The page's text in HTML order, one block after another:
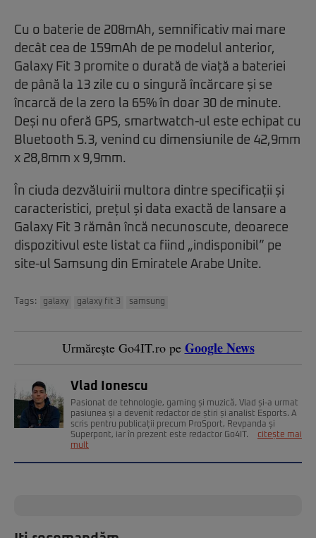
Cu o baterie de 208mAh, semnificativ mai mare
decât cea de 159mAh de pe modelul anterior,
Galaxy Fit 3 promite o durată de viață a bateriei
de până la 13 zile cu o singură încărcare și se
încarcă de la zero la 65% în doar 30 de minute.
Deși nu oferă GPS, smartwatch-ul este echipat cu
Bluetooth 5.3, venind cu dimensiunile de 42,9mm
x 28,8mm x 9,9mm.
În ciuda dezvăluirii multora dintre specificații și
caracteristici, prețul și data exactă de lansare a
Galaxy Fit 3 rămân încă necunoscute, deoarece
dispozitivul este listat ca fiind „indisponibil” pe
site-ul Samsung din Emiratele Arabe Unite.
Tags: galaxy galaxy fit 3 samsung
Urmărește Go4IT.ro pe Google News
Vlad Ionescu
Pasionat de tehnologie, gaming și muzică, Vlad și-a urmat
pasiunea și a devenit redactor de știri și analist Esports. A
scris pentru publicații precum ProSport, Revpanda și
Superpont, iar în prezent este redactor Go4IT.
citește mai
mult